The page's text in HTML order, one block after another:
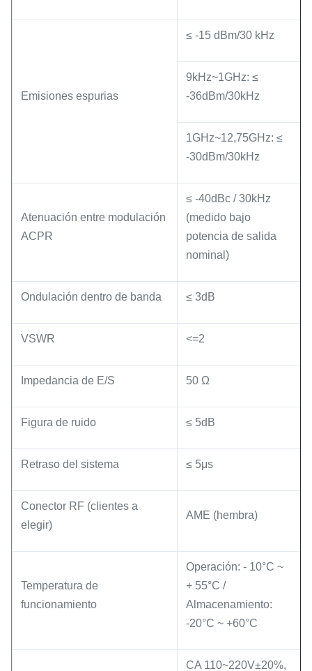
Emisiones espurias
≤ -15 dBm/30 kHz
9kHz~1GHz: ≤
-36dBm/30kHz
1GHz~12,75GHz: ≤
-30dBm/30kHz
Atenuación entre modulación
ACPR
≤ -40dBc / 30kHz
(medido bajo
potencia de salida
nominal)
Ondulación dentro de banda ≤ 3dB
VSWR <=2
Impedancia de E/S 50 Ω
Figura de ruido ≤ 5dB
Retraso del sistema ≤ 5μs
Conector RF (clientes a
elegir)
AME (hembra)
Temperatura de
funcionamiento
Operación: - 10°C ~
+ 55°C /
Almacenamiento:
-20°C ~ +60°C
CA 110~220V±20%,